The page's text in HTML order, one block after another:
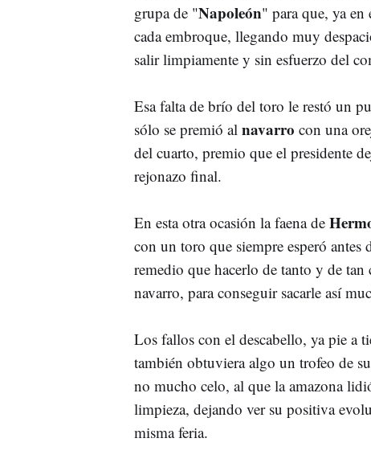
grupa de "Napoleón" para que, ya
cada embroque, llegando muy
salir limpiamente y sin esfuerzo del
Esa falta de brío del toro le restó un
sólo se premió al navarro con una
del cuarto, premio que el presidente
rejonazo final.
En esta otra ocasión la faena de
con un toro que siempre esperó antes
remedio que hacerlo de tanto y de
navarro, para conseguir sacarle así
Los fallos con el descabello, ya pie a
también obtuviera algo un trofeo de
no mucho celo, al que la amazona
limpieza, dejando ver su positiva
misma feria.